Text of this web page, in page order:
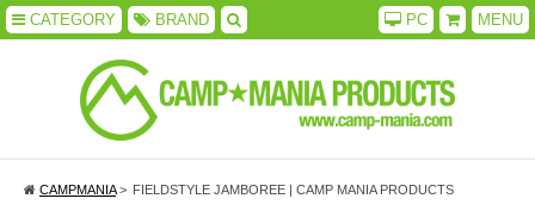
CATEGORY BRAND MENU
PC
CAMPMANIA> FIELDSTYLE JAMBOREE | CAMP MANIA PRODUCTS